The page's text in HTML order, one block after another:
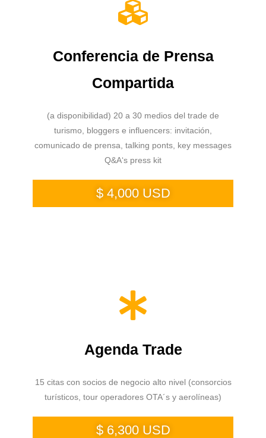
Conferencia de Prensa
Compartida
(a disponibilidad) 20 a 30 medios del trade de
turismo, bloggers e influencers: invitación,
comunicado de prensa, talking ponts, key messages
Q&A‘s press kit
$ 4,000 USD
Agenda Trade
15 citas con socios de negocio alto nivel (consorcios
turísticos, tour operadores OTA´s y aerolíneas)
$ 6,300 USD